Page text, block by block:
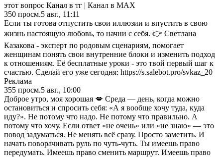
этот вопрос Канал в тг | Канал в МАХ
350 просм.5 авг., 11:11
Если ты готова отпустить свои иллюзии и впустить в свою
жизнь настоящую любовь, то начни с себя. 👉 Светлана
Казакова - эксперт по родовым сценариям, помогает
женщинам понять свои внутренние блоки и изменить подход
к отношениям. Её бесплатные уроки - это твой первый шаг к
счастью. Сделай его уже сегодня: https://s.salebot.pro/svkaz_20
Реклама
355 просм.5 авг., 10:00
Доброе утро, моя хорошая 💋 Среда — день, когда можно
остановиться и спросить себя: «А я вообще хочу туда, куда
иду?». Не потому что надо. Не потому что правильно. А
потому что хочу. Если ответ «не очень» или «не знаю» — это
повод задуматься. Не менять всё сразу. Просто заметить. И
начать поворачивать руль по чуть-чуть. Ты имеешь право
передумать. Имеешь право сменить маршрут. Имеешь право